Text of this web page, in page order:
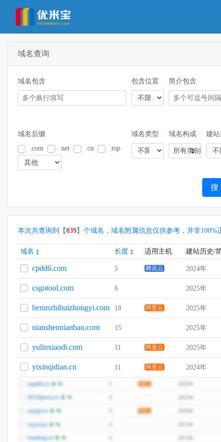
域名查询
域名包含 包含位置 简介包含
域名后缀
.com
.net .cn .top
域名类型 域名构成
所有类别
建
搜
本次共查询到【839】个域名，域名附属信息仅供参考，并非
域名 长度 适用主机 建站历史/
cpdd6.com 5 腾讯云 2024年
csgotool.com 8 2025年
herunzhihuizhongyi.com 18 阿里云 2025年
nianshennianbao.com 15 2025年
yulinxiaodi.com 11 阿里云 2025年
yixinqidian.cn 11 阿里云 2024年